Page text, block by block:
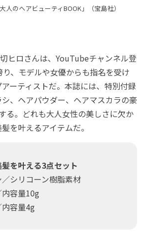
人のヘアビューティBOOK」（宝島社）
ヒロさんは、YouTubeチャンネル登
、モデルや女優からも指名を受け
ーティストだ。本誌には、特別付録
、ヘアパウダー、ヘアマスカラの豪
る。どれも大人女性の美しさに欠か
を叶えるアイテムだ。
を叶える3点セット
シリコーン樹脂素材
容量10g
容量4g